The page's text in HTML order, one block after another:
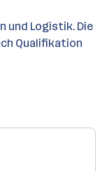
und Logistik. Die
Qualifikation